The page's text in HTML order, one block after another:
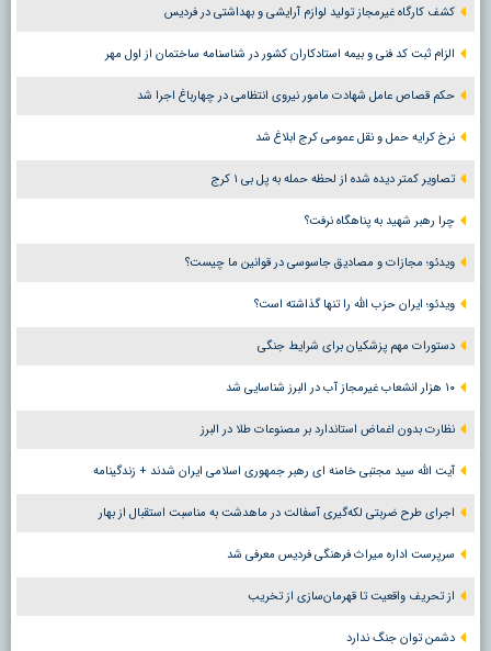
کشف کارگاه غیرمجاز تولید لوازم آرایشی و بهداشتی در فردیس
الزام ثبت کد فنی و بیمه استادکاران کشور در شناسنامه ساختمان از اول مهر
حکم قصاص عامل شهادت مامور نیروی انتظامی در چهارباغ اجرا شد
نرخ کرایه حمل و نقل عمومی کرج ابلاغ شد
تصاویر کمتر دیده شده از لحظه حمله به پل بی ۱ کرج
چرا رهبر شهید به پناهگاه نرفت؟
ویدئو؛ مجازات و مصادیق جاسوسی در قوانین ما چیست؟
ویدئو؛ ایران حزب الله را تنها گذاشته است؟
دستورات مهم پزشکیان برای شرایط جنگی
۱۰ هزار انشعاب غیرمجاز آب در البرز شناسایی شد
نظارت بدون اغماض استاندارد بر مصنوعات طلا در البرز
آیت الله سید مجتبی خامنه ای رهبر جمهوری اسلامی ایران شدند + زندگینامه
اجرای طرح ضربتی لکه‌گیری آسفالت در ماهدشت به مناسبت استقبال از بهار
سرپرست اداره میراث فرهنگی فردیس معرفی شد
از تحریف واقعیت تا قهرمان‌سازی از تخریب
دشمن توان جنگ ندارد